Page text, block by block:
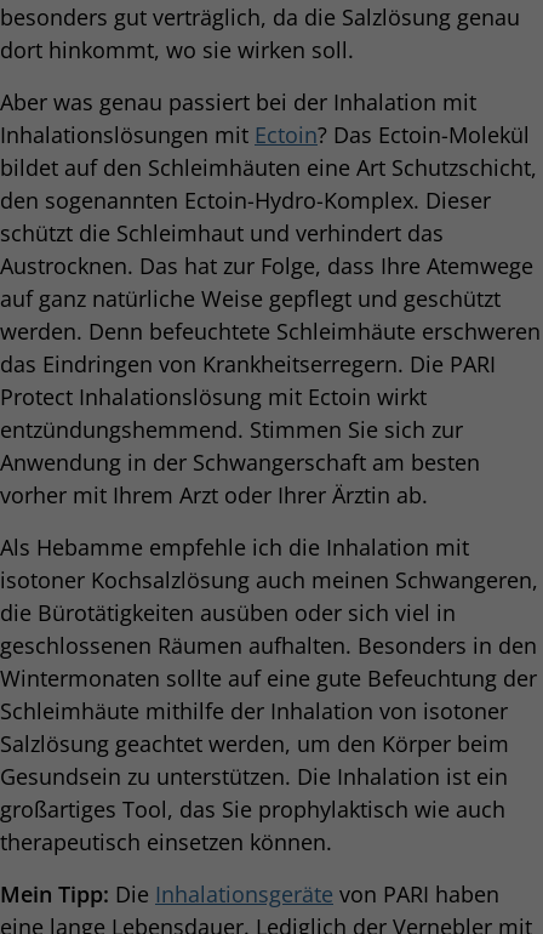
besonders gut verträglich, da die Salzlösung genau
dort hinkommt, wo sie wirken soll.
Aber was genau passiert bei der Inhalation mit
Inhalationslösungen mit Ectoin? Das Ectoin-Molekül
bildet auf den Schleimhäuten eine Art Schutzschicht,
den sogenannten Ectoin-Hydro-Komplex. Dieser
schützt die Schleimhaut und verhindert das
Austrocknen. Das hat zur Folge, dass Ihre Atemwege
auf ganz natürliche Weise gepflegt und geschützt
werden. Denn befeuchtete Schleimhäute erschweren
das Eindringen von Krankheitserregern. Die PARI
Protect Inhalationslösung mit Ectoin wirkt
entzündungshemmend. Stimmen Sie sich zur
Anwendung in der Schwangerschaft am besten
vorher mit Ihrem Arzt oder Ihrer Ärztin ab.
Als Hebamme empfehle ich die Inhalation mit
isotoner Kochsalzlösung auch meinen Schwangeren,
die Bürotätigkeiten ausüben oder sich viel in
geschlossenen Räumen aufhalten. Besonders in den
Wintermonaten sollte auf eine gute Befeuchtung der
Schleimhäute mithilfe der Inhalation von isotoner
Salzlösung geachtet werden, um den Körper beim
Gesundsein zu unterstützen. Die Inhalation ist ein
großartiges Tool, das Sie prophylaktisch wie auch
therapeutisch einsetzen können.
Mein Tipp: Die Inhalationsgeräte von PARI haben
eine lange Lebensdauer. Lediglich der Vernebler mit